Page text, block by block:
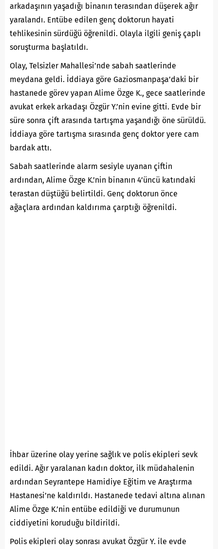
arkadaşının yaşadığı binanın terasından düşerek ağır
yaralandı. Entübe edilen genç doktorun hayati
tehlikesinin sürdüğü öğrenildi. Olayla ilgili geniş çaplı
soruşturma başlatıldı.
Olay, Telsizler Mahallesi’nde sabah saatlerinde
meydana geldi. İddiaya göre Gaziosmanpaşa’daki bir
hastanede görev yapan Alime Özge K., gece saatlerinde
avukat erkek arkadaşı Özgür Y.’nin evine gitti. Evde bir
süre sonra çift arasında tartışma yaşandığı öne sürüldü.
İddiaya göre tartışma sırasında genç doktor yere cam
bardak attı.
Sabah saatlerinde alarm sesiyle uyanan çiftin
ardından, Alime Özge K.’nin binanın 4’üncü katındaki
terastan düştüğü belirtildi. Genç doktorun önce
ağaçlara ardından kaldırıma çarptığı öğrenildi.
İhbar üzerine olay yerine sağlık ve polis ekipleri sevk
edildi. Ağır yaralanan kadın doktor, ilk müdahalenin
ardından Seyrantepe Hamidiye Eğitim ve Araştırma
Hastanesi’ne kaldırıldı. Hastanede tedavi altına alınan
Alime Özge K.’nin entübe edildiği ve durumunun
ciddiyetini koruduğu bildirildi.
Polis ekipleri olay sonrası avukat Özgür Y. ile evde